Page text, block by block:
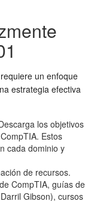
un enfoque
estrategia efectiva
los objetivos
Estos
cada dominio y
de recursos.
CompTIA, guías de
Gibson), cursos